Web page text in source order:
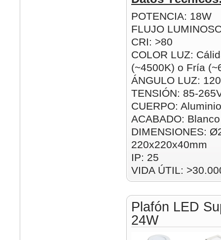
POTENCIA: 18W
FLUJO
CRI: >80
COLOR LUZ:
(~4500K) o Fría
ÁNGULO LUZ:
TENSIÓN: 85-
CUERPO: Aluminio
ACABADO: Blanco
DIMENSIONES:
220x220x40mm
IP: 25
VIDA ÚTIL:
Plafón LED
24W